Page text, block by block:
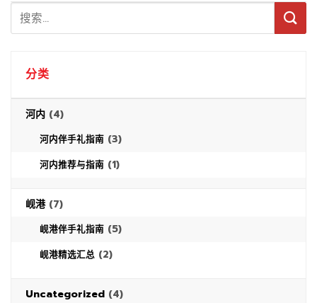
分类
河内 (4)
河内伴手礼指南 (3)
河内推荐与指南 (1)
岘港(7)
岘港伴手礼指南 (5)
岘港精选汇总 (2)
Uncategorized (4)